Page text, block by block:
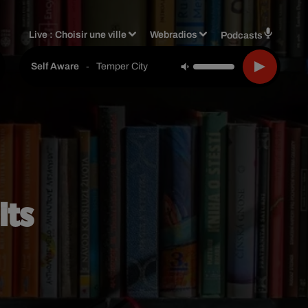
Live :Choisir une ville Webradios Podcasts
Self Aware - Temper City